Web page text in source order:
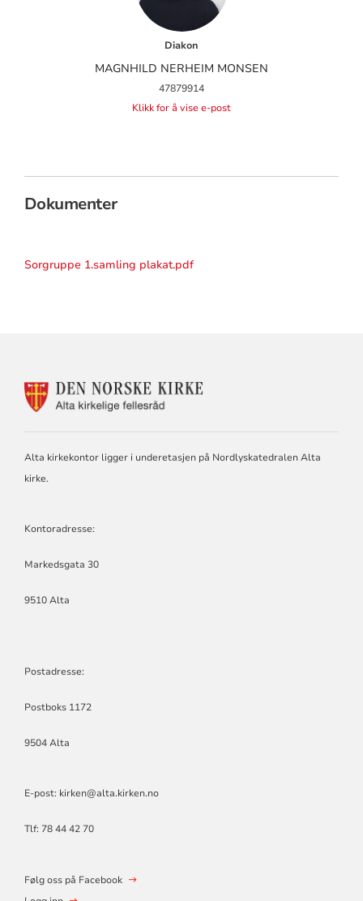
Diakon
MAGNHILD NERHEIM MONSEN
47879914
Klikk for å vise e-post
Dokumenter
Sorgruppe 1.samling plakat.pdf
KONTAKTINFORMASJON
FELLESRÅD
Alta kirkekontor ligger i underetasjen på Nordlyskatedralen Alta
kirke.
Kontoradresse:
Markedsgata 30
9510 Alta
Postadresse:
Postboks 1172
9504 Alta
E-post: kirken@alta.kirken.no
Tlf: 78 44 42 70
Følg oss på Facebook